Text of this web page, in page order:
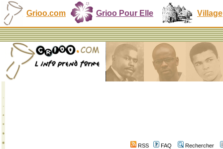
Grioo.com Grioo Pour Elle Village
RSS FAQ
Rechercher